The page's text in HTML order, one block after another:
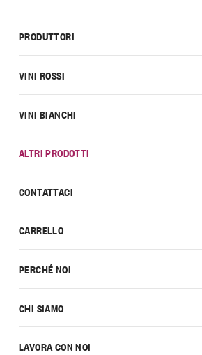
CONTATTACI
CARRELLO
PERCHÉ NOI
CHI SIAMO
LAVORA CON NOI
PRODUTTORI
VINI ROSSI
VINI BIANCHI
ALTRI PRODOTTI